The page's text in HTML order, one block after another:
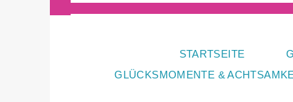
STARTSEITE
GLÜCKSMOMENTE &